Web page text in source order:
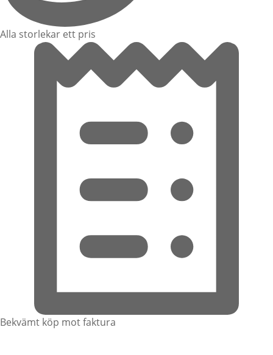
Alla storlekar ett pris
Bekvämt köp mot faktura